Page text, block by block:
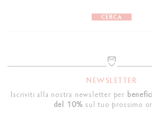
CERCA
NEWSLETTER
Iscriviti alla nostra newsletter per
del 10% sul tuo prossimo